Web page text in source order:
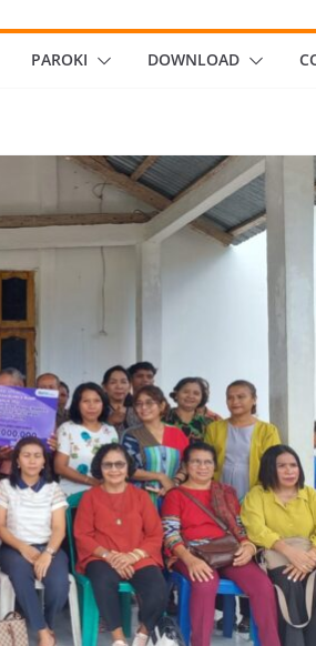
PAROKI DOWNLOAD
Paroki Santo Yosef
Naikoten Teguhkan
Keharmonisan Keluarga
Melalui Seminar
Komunikasi
01/08/2026 KomsosKAK